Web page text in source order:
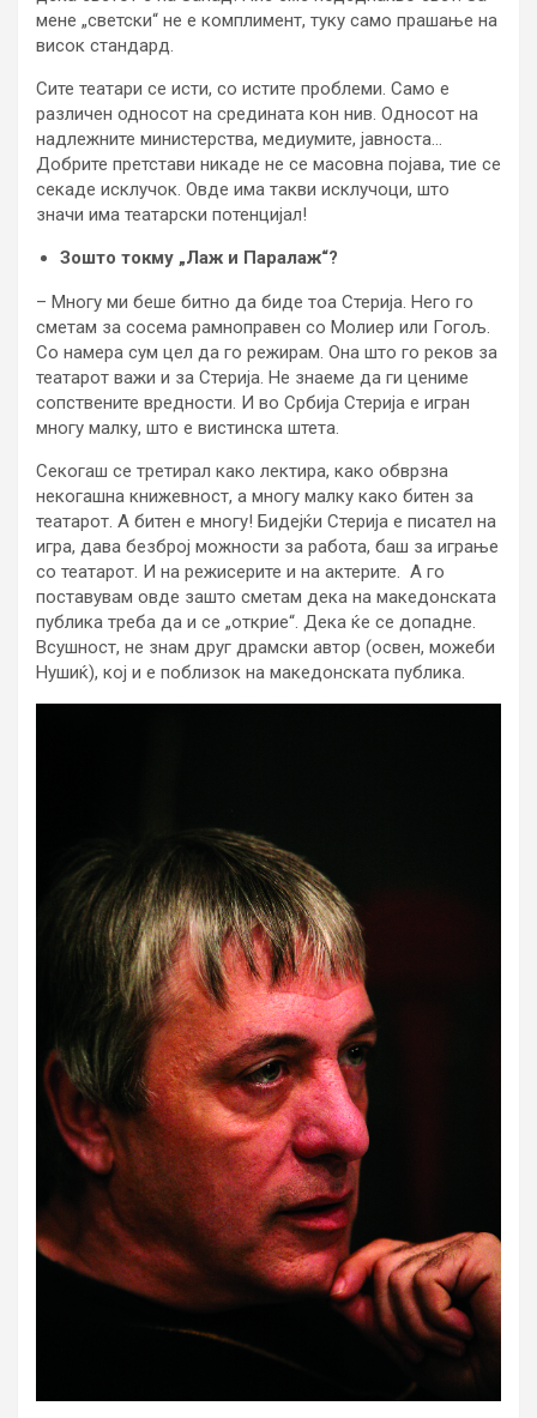
мене „светски“ не е комплимент, туку само прашање на
висок стандард.
Сите театари се исти, со истите проблеми. Само е
различен односот на средината кон нив. Односот на
надлежните министерства, медиумите, јавноста…
Добрите претстави никаде не се масовна појава, тие се
секаде исклучок. Овде има такви исклучоци, што
значи има театарски потенцијал!
Зошто токму „Лаж и Паралаж“?
– Многу ми беше битно да биде тоа Стерија. Него го
сметам за сосема рамноправен со Молиер или Гогољ.
Со намера сум цел да го режирам. Она што го реков за
театарот важи и за Стерија. Не знаеме да ги цениме
сопствените вредности. И во Србија Стерија е игран
многу малку, што е вистинска штета.
Секогаш се третирал како лектира, како обврзна
некогашна книжевност, а многу малку како битен за
театарот. А битен е многу! Бидејќи Стерија е писател на
игра, дава безброј можности за работа, баш за играње
со театарот. И на режисерите и на актерите. А го
поставувам овде зашто сметам дека на македонската
публика треба да и се „открие“. Дека ќе се допадне.
Всушност, не знам друг драмски автор (освен, можеби
Нушиќ), кој и е поблизок на македонската публика.